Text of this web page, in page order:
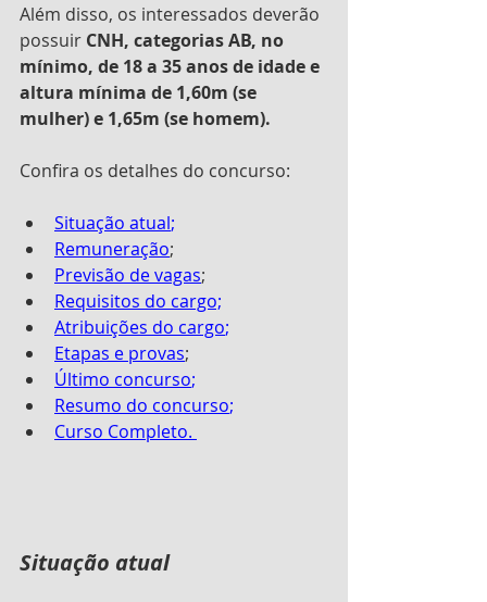
Além disso, os interessados deverão
possuir CNH, categorias AB, no
mínimo, de 18 a 35 anos de idade e
altura mínima de 1,60m (se
mulher) e 1,65m (se homem).
Confira os detalhes do concurso:
Situação atual;
Remuneração;
Previsão de vagas;
Requisitos do cargo;
Atribuições do cargo;
Etapas e provas;
Último concurso;
Resumo do concurso;
Curso Completo.
Situação atual